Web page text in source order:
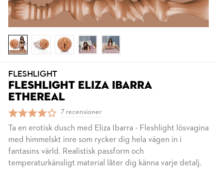
FLESHLIGHT
FLESHLIGHT ELIZA IBARRA
ETHEREAL
7 recensioner
Ta en erotisk dusch med Eliza Ibarra - Fleshlight lösvagina
med himmelskt inre som rycker dig hela vägen in i
fantasins värld. Realistisk passform och
temperaturkänsligt material låter dig känna varje detalj.